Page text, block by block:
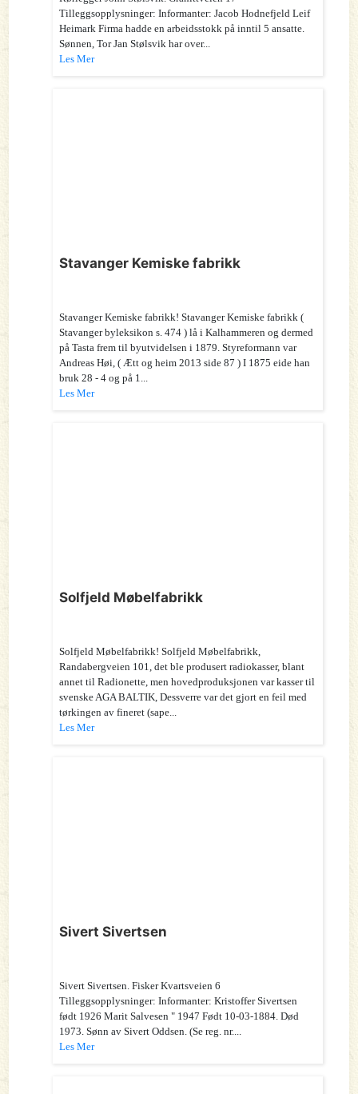
Tilleggsopplysninger: Informanter: Jacob Hodnefjeld Leif
Heimark Firma hadde en arbeidsstokk på inntil 5 ansatte.
Sønnen, Tor Jan Stølsvik har over...
Les Mer
Stavanger Kemiske fabrikk
Stavanger Kemiske fabrikk! Stavanger Kemiske fabrikk (
Stavanger byleksikon s. 474 ) lå i Kalhammeren og dermed
på Tasta frem til byutvidelsen i 1879. Styreformann var
Andreas Høi, ( Ætt og heim 2013 side 87 ) I 1875 eide han
bruk 28 - 4 og på 1...
Les Mer
Solfjeld Møbelfabrikk
Solfjeld Møbelfabrikk! Solfjeld Møbelfabrikk,
Randabergveien 101, det ble produsert radiokasser, blant
annet til Radionette, men hovedproduksjonen var kasser til
svenske AGA BALTIK, Dessverre var det gjort en feil med
tørkingen av fineret (sape...
Les Mer
Sivert Sivertsen
Sivert Sivertsen. Fisker Kvartsveien 6
Tilleggsopplysninger: Informanter: Kristoffer Sivertsen
født 1926 Marit Salvesen " 1947 Født 10-03-1884. Død
1973. Sønn av Sivert Oddsen. (Se reg. nr....
Les Mer